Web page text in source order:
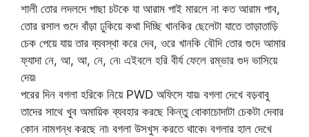
শালী তোর লদলদে পাছা চটকে যা আরাম পাই মারলে না কত আরাম পাব,
তোর রসাল গুদে বাঁড়া ঢুকিয়ে কথা দিচ্ছি খানকির ছেলেটা যাতে তাড়াতাড়ি
চেক পেয়ে যায় তার ব্যবস্থা করে দেব, ওরে খানকি বৌদি তোর গুদে আমার
ফ্যাদা নে, আ, আ, নে, নে৷ এইবলে হরি বীর্য ফেলে রম্ভার গুদ ভাসিয়ে
দেয়৷
পরের দিন বগলা হরিকে নিয়ে PWD অফিসে যায়৷ বগলা দেখে বড়বাবু
তাদের সাথে খুব অমায়িক ব্যবহার করছে কিন্তু বোকাচোদাটা চেকটা দেবার
কোন নামগন্ধ করছে না৷ বগলা উসখুস করতে থাকে৷ বগলার হাল দেখে